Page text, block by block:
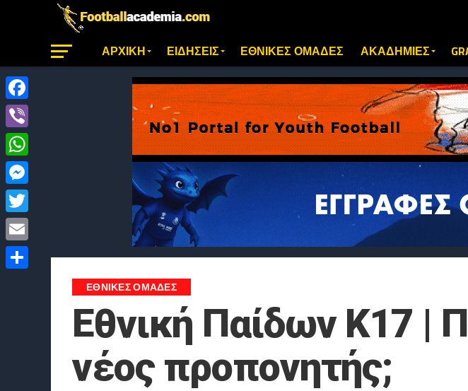
ΑΡΧΙΚΗ ΕΙΔΗΣΕΙΣ ΕΘΝΙΚΕΣ ΟΜΑΔΕΣ ΑΚΑΔΗΜΙΕΣ
ΕΘΝΙΚΕΣ ΟΜΑΔΕΣ
Εθνική Παίδων Κ17 |
νέος προπονητής;
Facebook
Viber
WhatsApp
Messenger
Twitter
Email